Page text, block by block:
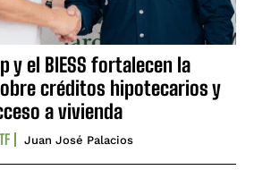
y el BIESS fortalecen la
créditos hipotecarios y
a vivienda
Juan José Palacios